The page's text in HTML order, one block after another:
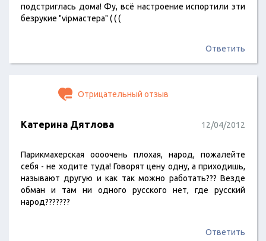
подстриглась дома! Фу, всё настроение испортили эти
безрукие "vipмастера" ( ( (
Ответить
Отрицательный отзыв
Катерина Дятлова 12/04/2012
Парикмахерская оооочень плохая, народ, пожалейте
себя - не ходите туда! Говорят цену одну, а приходишь,
называют другую и как так можно работать??? Везде
обман и там ни одного русского нет, где русский
народ???????
Ответить